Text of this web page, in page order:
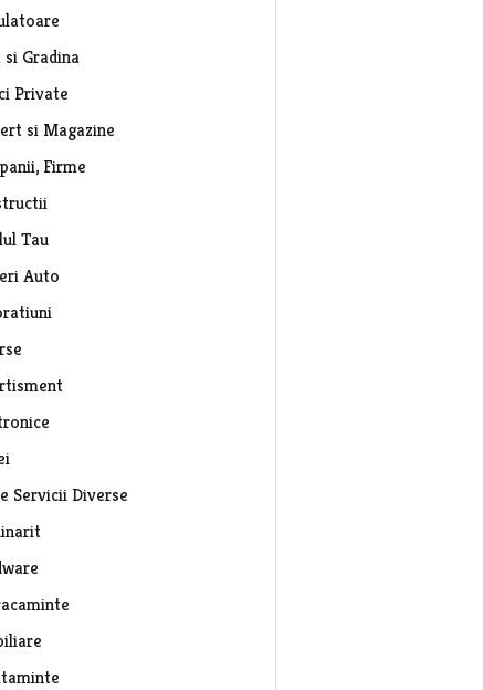
si Gradina
Private
si Magazine
Firme
Tau
Auto
Servicii Diverse